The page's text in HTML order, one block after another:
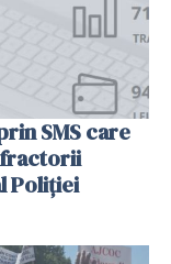
SMS care
Poliției